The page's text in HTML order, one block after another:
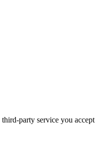
party service you accept